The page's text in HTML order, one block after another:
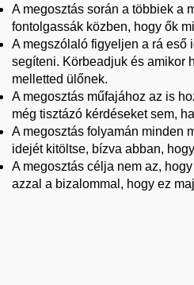
A megosztás során a többiek a
fontolgassák közben, hogy ők
A megszólaló figyeljen a rá eső
segíteni. Körbeadjuk és amikor
melletted ülőnek.
A megosztás műfajához az is
még tisztázó kérdéseket sem,
A megosztás folyamán minden
idejét kitöltse, bízva abban,
A megosztás célja nem az,
azzal a bizalommal, hogy ez